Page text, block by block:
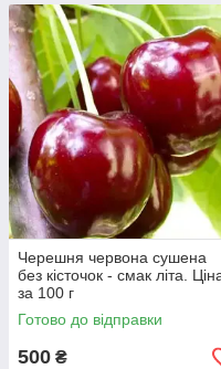
Черешня червона сушена
без кісточок - смак літа.
за 100 г
Готово до відправки
500 ₴